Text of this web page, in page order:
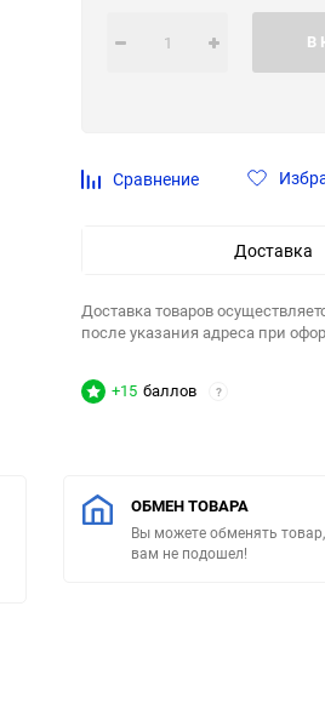
В
Сравнение
Доставка
Доставка товаров
после указания адреса при
+15 баллов ?
ОБМЕН ТОВАРА
Вы можете обменять
вам не подошел!